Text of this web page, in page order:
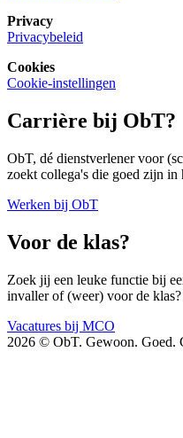
Privacy
Privacybeleid
Cookies
Cookie-instellingen
Carrière bij ObT?
ObT, dé dienstverlener voor
zoekt collega's die goed zijn in
Werken bij ObT
Voor de klas?
Zoek jij een leuke functie bij
invaller of (weer) voor de
Vacatures bij MCO
2026 © ObT. Gewoon. Goed.